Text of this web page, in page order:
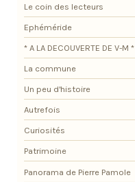
Le coin des lecteurs
Ephéméride
* A LA DECOUVERTE DE V-M *
La commune
Un peu d'histoire
Autrefois
Curiosités
Patrimoine
Panorama de Pierre Pamole